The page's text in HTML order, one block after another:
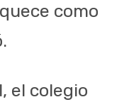
como
el colegio